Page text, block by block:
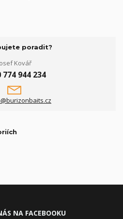
poradit?
Kovář
774 944 234
NA FACEBOOKU